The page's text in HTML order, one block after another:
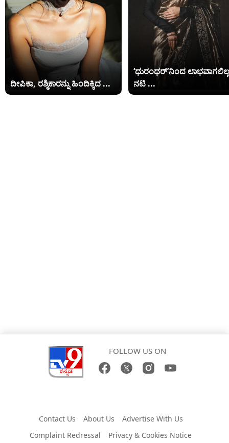
ದೀಪಿಕಾ, ರಶ್ಮಿಕಾರನ್ನು ಹಿಂದಿಕ್ಕಿದ ...
‘ಧುರಂಧರ್’ನಿಂದ
ನಟಿ ...
FOLLOW US ON
Contact Us About Us
Advertise With Us
Complaint Redressal
Privacy & Cookies Notice